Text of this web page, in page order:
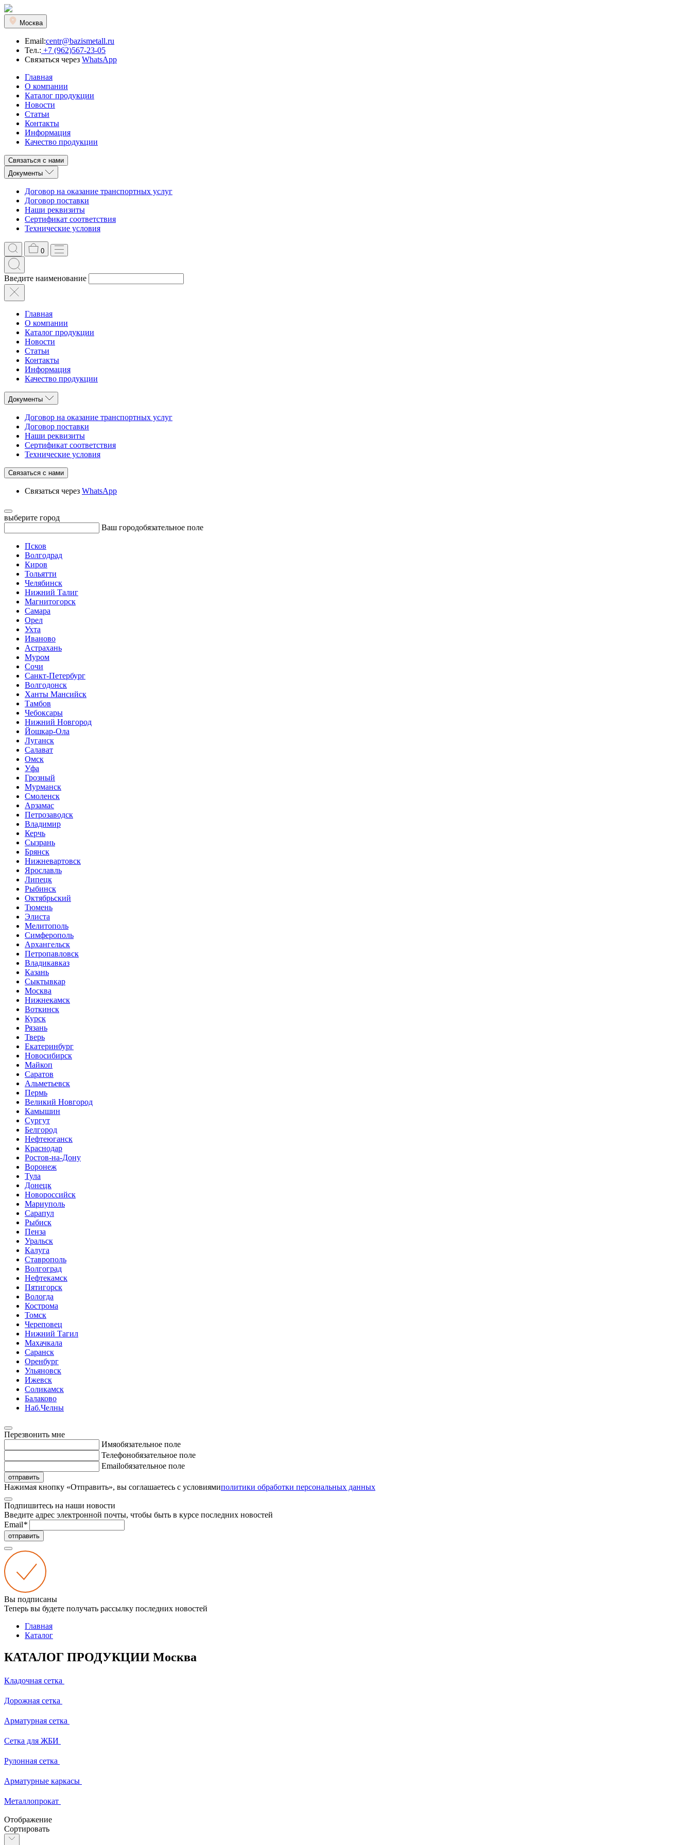
Москва
Email:centr@bazismetall.ru
Тел.: +7 (962)567-23-05
Связаться через WhatsApp
Главная
О компании
Каталог продукции
Новости
Статьи
Контакты
Информация
Качество продукции
Связаться с нами
Документы
Договор на оказание транспортных услуг
Договор поставки
Наши реквизиты
Сертификат соответствия
Технические условия
0
Введите наименование
Главная
О компании
Каталог продукции
Новости
Статьи
Контакты
Информация
Качество продукции
Документы
Договор на оказание транспортных услуг
Договор поставки
Наши реквизиты
Сертификат соответствия
Технические условия
Связаться с нами
Связаться через WhatsApp
выберите город
Ваш городобязательное поле
Псков
Волгодрад
Киров
Тольятти
Челябинск
Нижний Талиг
Магнитогорск
Самара
Орел
Ухта
Иваново
Астрахань
Муром
Сочи
Санкт-Петербург
Волгодонск
Ханты Мансийск
Тамбов
Чебоксары
Нижний Новгород
Йошкар-Ола
Луганск
Салават
Омск
Уфа
Грозный
Мурманск
Смоленск
Арзамас
Петрозаводск
Владимир
Керчь
Сызрань
Брянск
Нижневартовск
Ярославль
Липецк
Рыбинск
Октябрьский
Тюмень
Элиста
Мелитополь
Симферополь
Архангельск
Петропавловск
Владикавказ
Казань
Сыктывкар
Москва
Нижнекамск
Воткинск
Курск
Рязань
Тверь
Екатеринбург
Новосибирск
Майкоп
Саратов
Альметьевск
Пермь
Великий Новгород
Камышин
Сургут
Белгород
Нефтеюганск
Краснодар
Ростов-на-Дону
Воронеж
Тула
Донецк
Новороссийск
Мариуполь
Сарапул
Рыбиск
Пенза
Уральск
Калуга
Ставрополь
Волгоград
Нефтекамск
Пятигорск
Вологда
Кострома
Томск
Череповец
Нижний Тагил
Махачкала
Саранск
Оренбург
Ульяновск
Ижевск
Соликамск
Балаково
Наб.Челны
Перезвонить мне
Имяобязательное поле
Телефонобязательное поле
Emailобязательное поле
отправить
Нажимая кнопку «Отправить», вы соглашаетесь с условиямиполитики обработки персональных данных
Подпишитесь на наши новости
Введите адрес электронной почты, чтобы быть в курсе последних новостей
Email*
отправить
Вы подписаны
Теперь вы будете получать рассылку последних новостей
Главная
Каталог
КАТАЛОГ ПРОДУКЦИИ Москва
Кладочная сетка
Дорожная сетка
Арматурная сетка
Сетка для ЖБИ
Рулонная сетка
Арматурные каркасы
Металлопрокат
Отображение
Сортировать